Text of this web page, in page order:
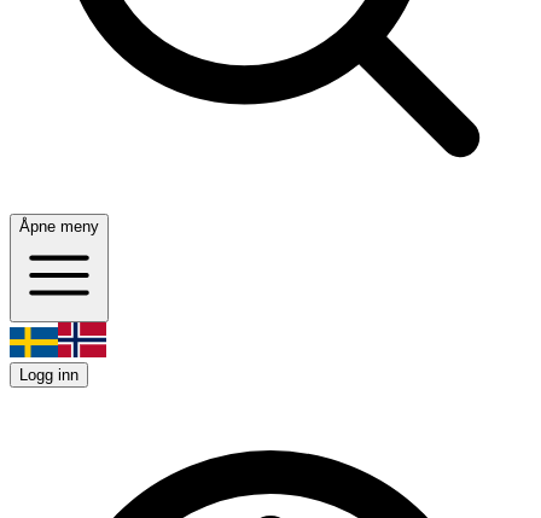
Åpne meny
Logg inn